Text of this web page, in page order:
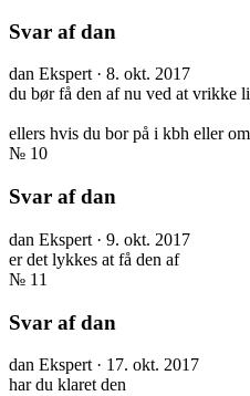
Svar af dan
dan Ekspert · 8. okt. 2017
du bør få den af nu ved at vrikke
ellers hvis du bor på i kbh eller
№ 10
Svar af dan
dan Ekspert · 9. okt. 2017
er det lykkes at få den af
№ 11
Svar af dan
dan Ekspert · 17. okt. 2017
har du klaret den